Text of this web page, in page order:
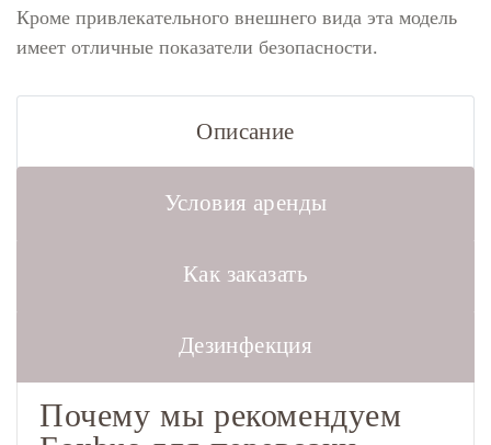
Кроме привлекательного внешнего вида эта модель
имеет отличные показатели безопасности.
Описание
Условия аренды
Как заказать
Дезинфекция
Почему мы рекомендуем